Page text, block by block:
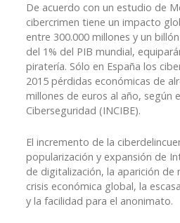
De acuerdo con un estudio de
cibercrimen tiene un impacto
entre 300.000 millones y un
del 1% del PIB mundial,
piratería. Sólo en España los
2015 pérdidas económicas de
millones de euros al año, según
Ciberseguridad (INCIBE).
El incremento de la
popularización y expansión de
de digitalización, la aparición de
crisis económica global, la
y la facilidad para el anonimato.